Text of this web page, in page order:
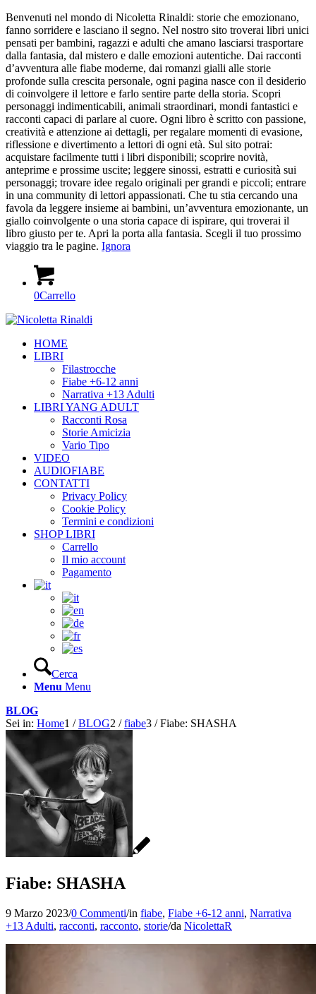
Benvenuti nel mondo di Nicoletta Rinaldi: storie che emozionano,
fanno sorridere e lasciano il segno. Nel nostro sito troverai libri unici
pensati per bambini, ragazzi e adulti che amano lasciarsi trasportare
dalla fantasia, dal mistero e dalle emozioni autentiche. Dai racconti
d’avventura alle fiabe moderne, dai romanzi gialli alle storie
profonde sulla crescita personale, ogni pagina nasce con il desiderio
di coinvolgere il lettore e farlo sentire parte della storia. Scopri
personaggi indimenticabili, animali straordinari, mondi fantastici e
racconti capaci di parlare al cuore. Ogni libro è scritto con passione,
creatività e attenzione ai dettagli, per regalare momenti di evasione,
riflessione e divertimento a lettori di ogni età. Sul sito potrai:
acquistare facilmente tutti i libri disponibili; scoprire novità,
anteprime e prossime uscite; leggere sinossi, estratti e curiosità sui
personaggi; trovare idee regalo originali per grandi e piccoli; entrare
in una community di lettori appassionati. Che tu stia cercando una
favola da leggere insieme ai bambini, un’avventura emozionante, un
giallo coinvolgente o una storia capace di ispirare, qui troverai il
libro giusto per te. Apri la porta alla fantasia. Scegli il tuo prossimo
viaggio tra le pagine. Ignora
0Carrello
HOME
LIBRI
Filastrocche
Fiabe +6-12 anni
Narrativa +13 Adulti
LIBRI YANG ADULT
Racconti Rosa
Storie Amicizia
Vario Tipo
VIDEO
AUDIOFIABE
CONTATTI
Privacy Policy
Cookie Policy
Termini e condizioni
SHOP LIBRI
Carrello
Il mio account
Pagamento
Cerca
Menu Menu
BLOG
Sei in: Home1 / BLOG2 / fiabe3 / Fiabe: SHASHA
Fiabe: SHASHA
9 Marzo 2023/0 Commenti/in fiabe, Fiabe +6-12 anni, Narrativa
+13 Adulti, racconti, racconto, storie/da NicolettaR